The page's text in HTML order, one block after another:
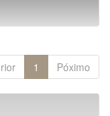
1 Póximo